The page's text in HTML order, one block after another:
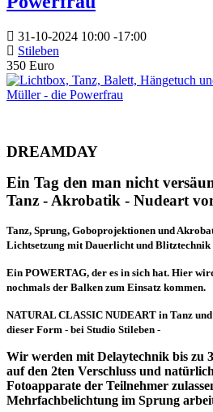
31-10-2024 10:00 -17:00
Stileben
350 Euro
DREAMDAY
Ein Tag den man nicht
Tanz - Akrobatik - Nudeart
Tanz, Sprung, Goboprojektionen und
Lichtsetzung mit Dauerlicht und
Ein POWERTAG, der es in sich hat. Hier
nochmals der Balken zum Einsatz kommen.
NATURAL CLASSIC NUDEART in Tanz
dieser Form - bei Studio Stileben -
Wir werden mit Delaytechnik bis zu
auf den 2ten Verschluss und
Fotoapparate der Teilnehmer
Mehrfachbelichtung im Sprung